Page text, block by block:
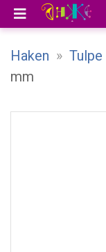
Haken » Tulpe
mm